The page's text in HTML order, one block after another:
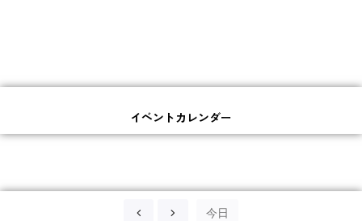
イベントカレンダー
今日